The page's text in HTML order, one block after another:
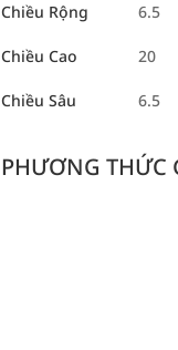
Chiều Rộng 6.5
Chiều Cao 20
Chiều Sâu 6.5
PHƯƠNG THỨC